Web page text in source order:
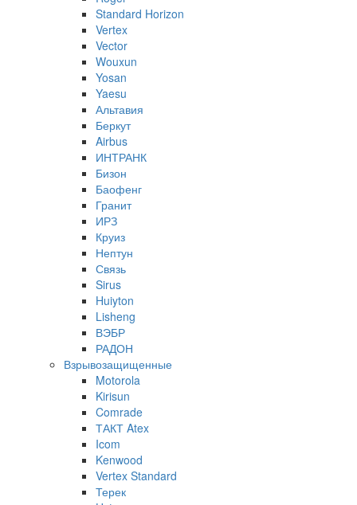
Standard Horizon
Vertex
Vector
Wouxun
Yosan
Yaesu
Альтавия
Беркут
Airbus
ИНТРАНК
Бизон
Баофенг
Гранит
ИРЗ
Круиз
Нептун
Связь
Sirus
Huiyton
Lisheng
ВЭБР
РАДОН
Взрывозащищенные
Motorola
Kirisun
Comrade
ТАКТ Atex
Icom
Kenwood
Vertex Standard
Терек